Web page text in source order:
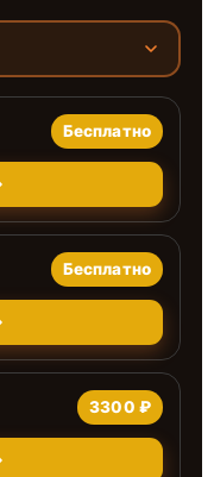
Бесплатно
Бесплатно
3300 ₽